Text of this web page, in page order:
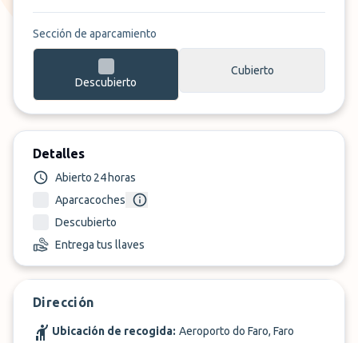
Sección de aparcamiento
Descubierto
Cubierto
Detalles
Abierto 24 horas
Aparcacoches
Descubierto
Entrega tus llaves
Dirección
Ubicación de recogida: Aeroporto do Faro, Faro